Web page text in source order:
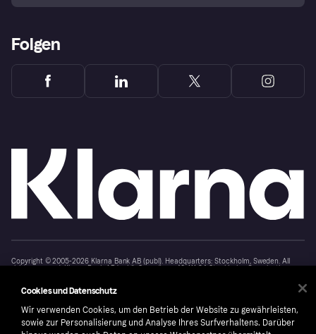
Folgen
Copyright © 2005-2026 Klarna Bank AB (publ). Headquarters: Stockholm, Sweden. All
rights reserved. Klarna Bank AB (publ). Sveavägen 46, 111 34 Stockholm. Organization
Cookies und Datenschutz
Wir verwenden Cookies, um den Betrieb der Website zu gewährleisten,
sowie zur Personalisierung und Analyse Ihres Surfverhaltens. Darüber